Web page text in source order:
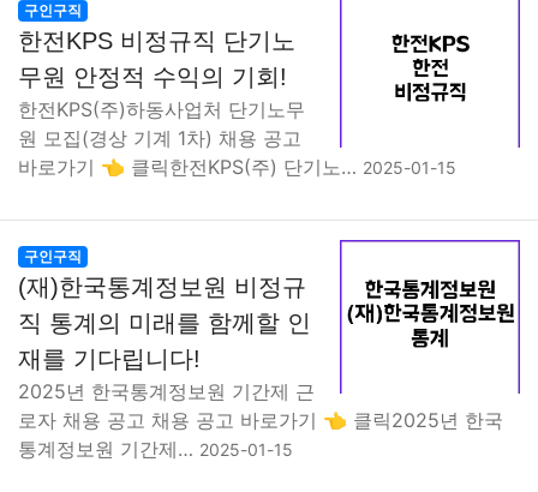
구인구직
한전KPS 비정규직 단기노
무원 안정적 수익의 기회!
한전KPS(주)하동사업처 단기노무
원 모집(경상 기계 1차) 채용 공고
바로가기 👈 클릭한전KPS(주) 단기노… 2025-01-15
구인구직
(재)한국통계정보원 비정규
직 통계의 미래를 함께할 인
재를 기다립니다!
2025년 한국통계정보원 기간제 근
로자 채용 공고 채용 공고 바로가기 👈 클릭2025년 한국
통계정보원 기간제… 2025-01-15